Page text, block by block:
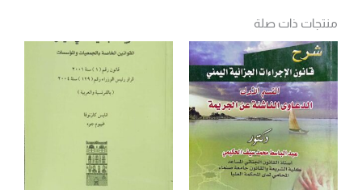
منتجات ذات صلة